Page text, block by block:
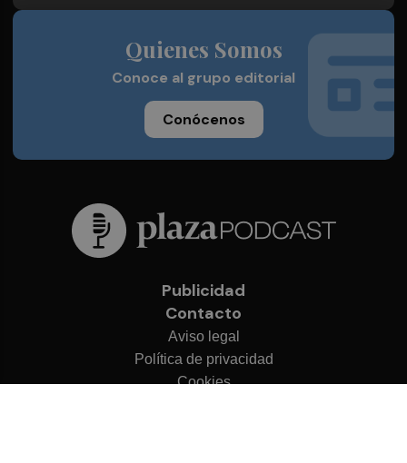
Quienes Somos
Conoce al grupo editorial
Conócenos
Publicidad
Contacto
Aviso legal
Política de privacidad
Cookies